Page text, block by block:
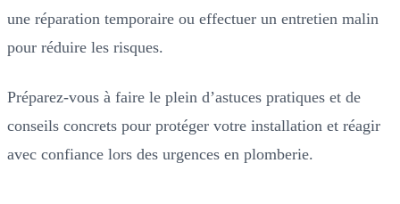
une réparation temporaire ou effectuer un entretien malin
pour réduire les risques.
Préparez-vous à faire le plein d’astuces pratiques et de
conseils concrets pour protéger votre installation et réagir
avec confiance lors des urgences en plomberie.